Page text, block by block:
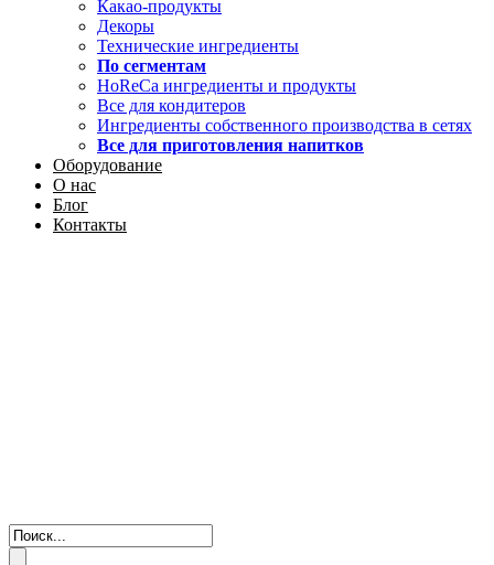
Какао-продукты
Декоры
Технические ингредиенты
По сегментам
HoReCa ингредиенты и продукты
Все для кондитеров
Ингредиенты собственного производства в сетях
Все для приготовления напитков
Оборудование
О нас
Блог
Контакты